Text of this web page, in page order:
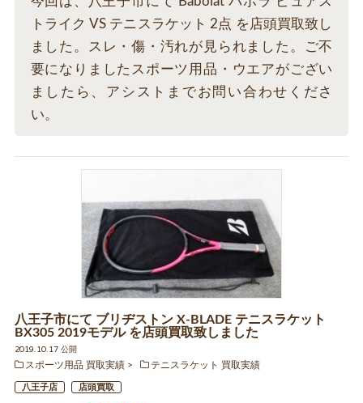
トライク VS テニスラケット 2点 を店頭買取致し
ました。スレ・傷・汚れが見られました。ご不
要になりましたスポーツ用品・ウエアがござい
ましたら、アシストまでお問い合わせくださ
い。
八王子市にて ブリヂストン X-BLADE テニスラケット
BX305 2019モデル を店頭買取致しました
2019.10.17 公開
スポーツ用品 買取実績
テニスラケット 買取実績
八王子店 店頭買取